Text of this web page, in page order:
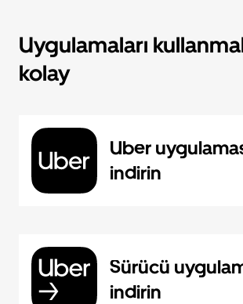
Uygulamaları
kolay
Uber
indirin
Sürücü
indirin